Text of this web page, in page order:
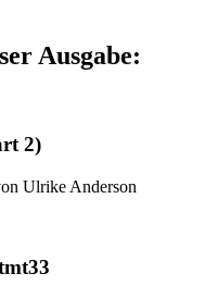
Ausgabe:
2)
Ulrike Anderson